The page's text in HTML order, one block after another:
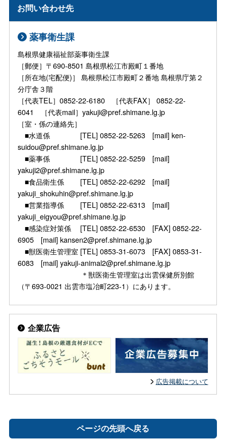
お問い合わせ先
薬事衛生課
島根県健康福祉部薬事衛生課
［郵便］〒690-8501 島根県松江市殿町１番地
［所在地(宅配便)］ 島根県松江市殿町２番地 島根県庁第２
分庁舎３階
［代表TEL］0852-22-6180 ［代表FAX］ 0852-22-
6041 ［代表mail］yakuji@pref.shimane.lg.jp
［室・係の連絡先］
■水道係 [TEL] 0852-22-5263 [mail] ken-
suidou@pref.shimane.lg.jp
■薬事係 [TEL] 0852-22-5259 [mail]
yakuji2@pref.shimane.lg.jp
■食品衛生係 [TEL] 0852-22-6292 [mail]
yakuji_shokuhin@pref.shimane.lg.jp
■営業指導係 [TEL] 0852-22-6313 [mail]
yakuji_eigyou@pref.shimane.lg.jp
■感染症対策係 [TEL] 0852-22-6530 [FAX] 0852-22-
6905 [mail] kansen2@pref.shimane.lg.jp
■獣医衛生管理室 [TEL] 0853-31-6073 [FAX] 0853-31-
6083 [mail] yakuji-animal2@pref.shimane.lg.jp
＊獣医衛生管理室は出雲保健所別館
（〒693-0021 出雲市塩冶町223-1）にあります。
企業広告
広告掲載について
ページの先頭へ戻る